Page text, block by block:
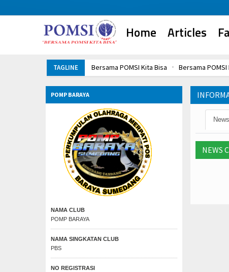
Home Articles
TAGLINE Bersama POMSI Kita Bisa Bersama POMSI
POMP BARAYA
NAMA CLUB
POMP BARAYA
NAMA SINGKATAN CLUB
PBS
NO REGISTRASI
News
NEWS